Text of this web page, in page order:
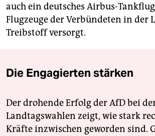
auch ein deutsches Airbus-
Flugzeuge der Verbündeten in der
Treibstoff versorgt.
Die Engagierten stärken
Der drohende Erfolg der AfD bei
Landtagswahlen zeigt, wie stark
Kräfte inzwischen geworden sind.